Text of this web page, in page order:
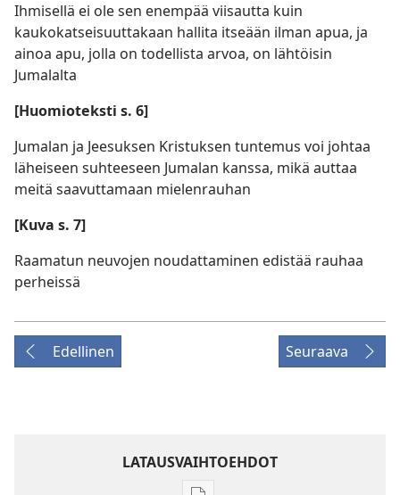
Ihmisellä ei ole sen enempää viisautta kuin
kaukokatseisuuttakaan hallita itseään ilman apua, ja
ainoa apu, jolla on todellista arvoa, on lähtöisin
Jumalalta
[Huomioteksti s. 6]
Jumalan ja Jeesuksen Kristuksen tuntemus voi johtaa
läheiseen suhteeseen Jumalan kanssa, mikä auttaa
meitä saavuttamaan mielenrauhan
[Kuva s. 7]
Raamatun neuvojen noudattaminen edistää rauhaa
perheissä
Edellinen Seuraava
LATAUSVAIHTOEHDOT